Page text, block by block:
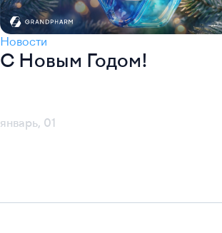
Новости
С Новым Годом!
январь, 01